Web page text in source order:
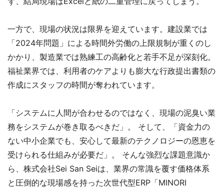
一方で、現場の状況は限界を迎えています。建設業では
「2024年問題」による時間外労働の上限規制が重くのし
かかり、製造業では熟練工の高齢化と若手不足が深刻化。
福祉業界では、利用者のケアよりも膨大な行政提出書類の
作成にスタッフの時間が奪われています。
「システムに人間が合わせるのではなく、現場の泥臭い業
務をシステムが巻き取るべきだ」。 そして、「資金力の
ない中小企業でも、安心して最新のテクノロジーの恩恵を
受けられる仕組みが必要だ」。 そんな強烈な課題意識か
ら、株式会社Sei San Seiは、業界の常識を覆す価格体系
と圧倒的な現場感を持った次世代型ERP「MINORI